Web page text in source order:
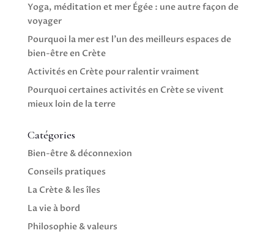
Yoga, méditation et mer Égée : une autre façon de
voyager
Pourquoi la mer est l’un des meilleurs espaces de
bien-être en Crète
Activités en Crète pour ralentir vraiment
Pourquoi certaines activités en Crète se vivent
mieux loin de la terre
Catégories
Bien-être & déconnexion
Conseils pratiques
La Crète & les îles
La vie à bord
Philosophie & valeurs